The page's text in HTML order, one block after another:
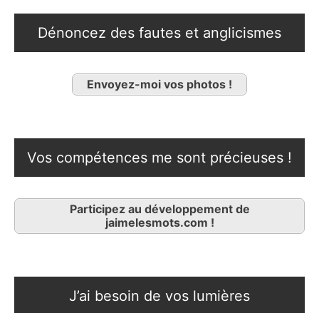
Dénoncez des fautes et anglicismes
Envoyez-moi vos photos !
Vos compétences me sont précieuses !
Participez au développement de
jaimelesmots.com !
J’ai besoin de vos lumières